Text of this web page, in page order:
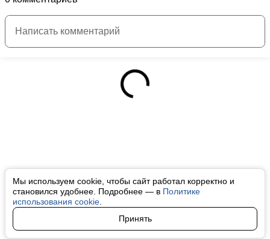
Мы используем cookie, чтобы сайт работал корректно и
становился удобнее. Подробнее — в Политике
использования cookie
Принять